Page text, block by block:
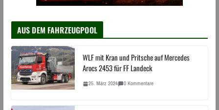
AUS DEM FAHRZEUGPOOL
WLF mit Kran und Pritsche auf Mercedes
Arocs 2453 für FF Landeck
25. März 2024 0 Kommentare